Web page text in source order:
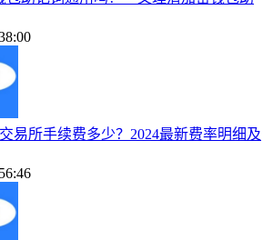
易所手续费多少？2024最新费率明细及